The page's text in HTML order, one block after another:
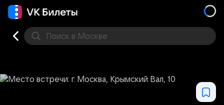
Поиск в Москве